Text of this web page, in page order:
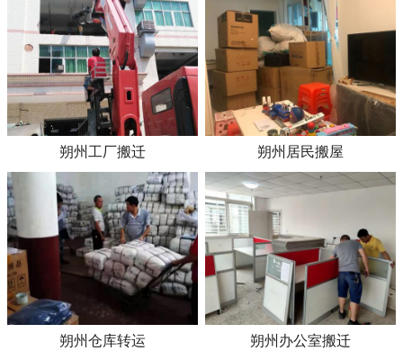
朔州工厂搬迁 朔州居民搬屋
朔州仓库转运 朔州办公室搬迁